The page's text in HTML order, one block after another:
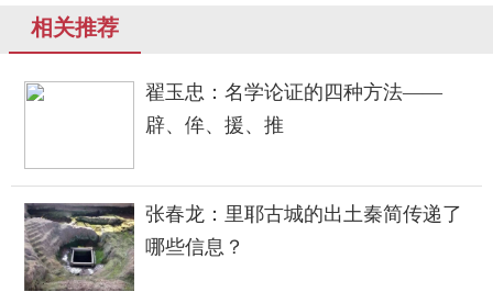
相关推荐
翟玉忠：名学论证的四种方法——
辟、侔、援、推
张春龙：里耶古城的出土秦简传递了
哪些信息？